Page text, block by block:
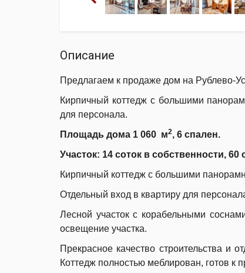
Описание
Предлагаем к продаже дом на Рублево-У
Кирпичный коттедж с большими
для персонала.
Площадь дома 1 060 м2, 6 спален.
Участок: 14 соток в собственности, 60
Кирпичный коттедж с большими
Отдельный вход в квартиру для
Лесной участок с корабельными
освещение участка.
Прекрасное качество строительства и
Коттедж полностью меблирован, готов к